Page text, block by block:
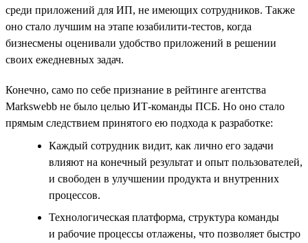
среди приложений для ИП, не имеющих сотрудников. Также
оно стало лучшим на этапе юзабилити-тестов, когда
бизнесмены оценивали удобство приложений в решении
своих ежедневных задач.
Конечно, само по себе признание в рейтинге агентства
Markswebb не было целью ИТ-команды ПСБ. Но оно стало
прямым следствием принятого ею подхода к разработке:
Каждый сотрудник видит, как лично его задачи
влияют на конечный результат и опыт пользователей,
и свободен в улучшении продукта и внутренних
процессов.
Технологическая платформа, структура команды
и рабочие процессы отлажены, что позволяет быстро